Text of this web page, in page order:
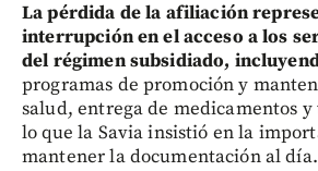
La pérdida de la afiliación
interrupción en el acceso a los
del régimen subsidiado,
programas de promoción y
salud, entrega de medicamentos
lo que la Savia insistió en la
mantener la documentación al día.